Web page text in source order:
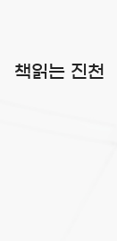
책읽는 진천